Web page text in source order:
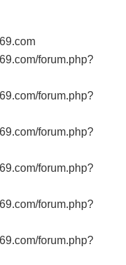
forum.php?
forum.php?
forum.php?
forum.php?
forum.php?
forum.php?